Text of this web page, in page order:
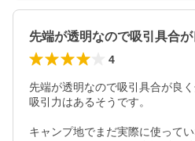
4
先端が透明なので吸引具合が良
吸引力はあるそうです。
キャンプ地でまだ実際に使って